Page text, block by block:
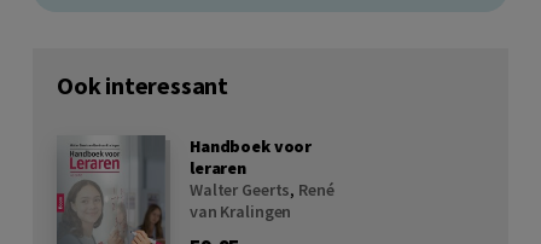
Ook interessant
Handboek voor
leraren
Walter Geerts, René
van Kralingen